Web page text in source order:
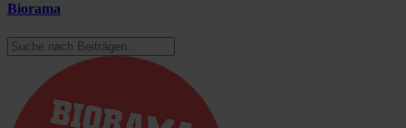
Biorama